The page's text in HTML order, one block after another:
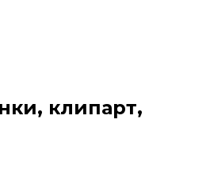
клипарт,